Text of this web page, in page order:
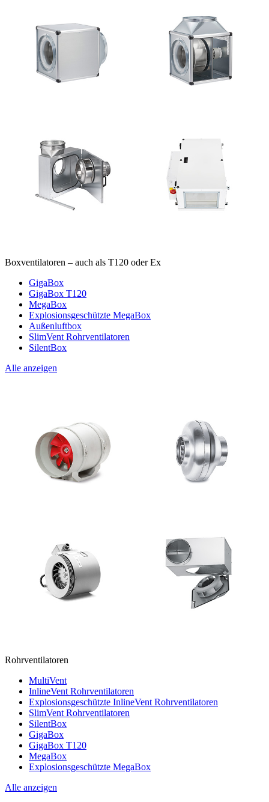
Boxventilatoren – auch als T120 oder Ex
GigaBox
GigaBox T120
MegaBox
Explosionsgeschützte MegaBox
Außenluftbox
SlimVent Rohrventilatoren
SilentBox
Alle anzeigen
Rohrventilatoren
MultiVent
InlineVent Rohrventilatoren
Explosionsgeschützte InlineVent Rohrventilatoren
SlimVent Rohrventilatoren
SilentBox
GigaBox
GigaBox T120
MegaBox
Explosionsgeschützte MegaBox
Alle anzeigen